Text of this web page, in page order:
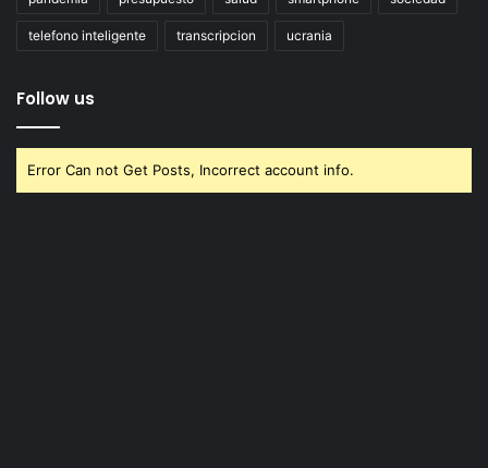
telefono inteligente transcripcion ucrania
Follow us
Error Can not Get Posts, Incorrect account info.